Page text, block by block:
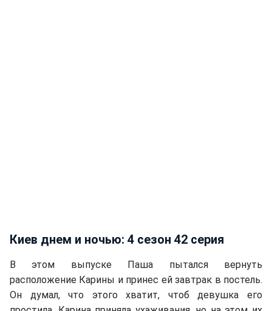
Киев днем и ночью: 4 сезон 42 серия
В этом выпуске Паша пытался вернуть
расположение Карины и принес ей завтрак в постель.
Он думал, что этого хватит, чтоб девушка его